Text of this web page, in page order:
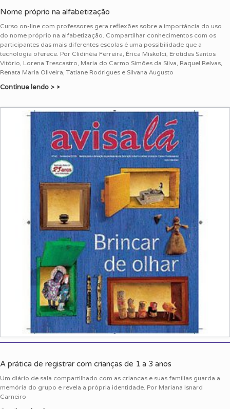
Nome próprio na alfabetização
Curso on-line com professores gera reflexões sobre a importância do uso
do nome próprio na alfabetização. Compartilhar conhecimentos com os
participantes das mais diferentes escolas é uma possibilidade que a
tecnologia oferece. Por Clidinéia Ferreira, Érica Miskolci, Erotides Santos
Vitório, Lorena Trescastro, Maria do Carmo Simões da Silva, Raquel Relvas,
Renata Maria Oliveira, Tatiane Rodrigues e Silvana Augusto
Continue lendo >
A prática de registrar com crianças de 1 a 3 anos
Um diário de sala compartilhado com as criancas e suas famílias guarda a
memória do grupo e revela a própria identidade. Por Mariana Isnard
Carneiro